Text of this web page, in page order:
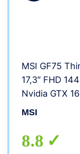
MSI GF75
17,3″ FHD
Nvidia GTX
M.2 PCIe
MSI
8.8